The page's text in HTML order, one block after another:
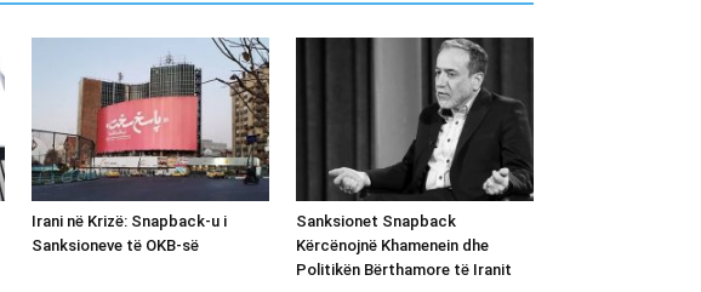
Irani në Krizë: Snapback-u i
Sanksioneve të OKB-së
Sanksionet Snapback
Kërcënojnë Khamenein dhe
Politikën Bërthamore të Iranit